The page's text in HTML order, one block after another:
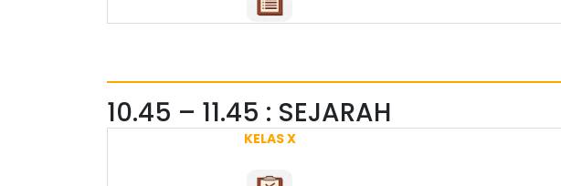
10.45 – 11.45 : SEJARAH
KELAS X